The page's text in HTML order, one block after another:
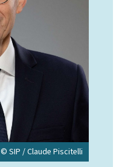
© SIP / Claude Piscitelli